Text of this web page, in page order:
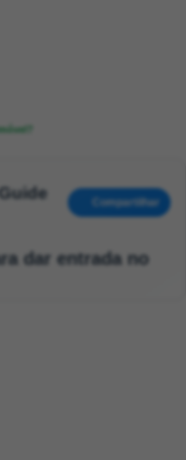
Compartilhar
dar entrada no